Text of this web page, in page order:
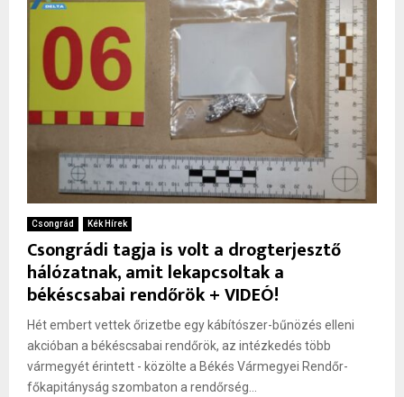
Csongrád Kék Hírek
Csongrádi tagja is volt a drogterjesztő
hálózatnak, amit lekapcsoltak a
békéscsabai rendőrök + VIDEÓ!
Hét embert vettek őrizetbe egy kábítószer-bűnözés elleni
akcióban a békéscsabai rendőrök, az intézkedés több
vármegyét érintett - közölte a Békés Vármegyei Rendőr-
főkapitányság szombaton a rendőrség...